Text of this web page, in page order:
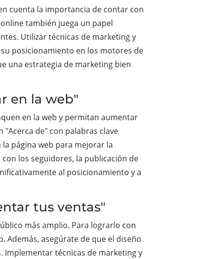
cuenta la importancia de contar con
también juega un papel
Utilizar técnicas de marketing y
posicionamiento en los motores de
una estrategia de marketing bien
en la web"
en la web y permitan aumentar
de" con palabras clave
página web para mejorar la
los seguidores, la publicación de
al posicionamiento y a
tus ventas"
más amplio. Para lograrlo con
Además, asegúrate de que el diseño
Implementar técnicas de marketing y